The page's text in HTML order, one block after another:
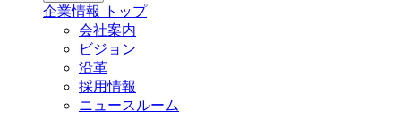
企業情報 トップ
会社案内
ビジョン
沿革
採用情報
ニュースルーム